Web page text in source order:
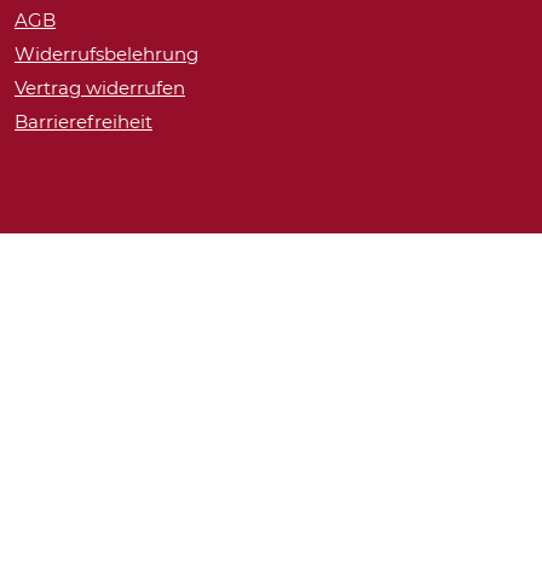
AGB
Widerrufsbelehrung
Vertrag widerrufen
Barrierefreiheit